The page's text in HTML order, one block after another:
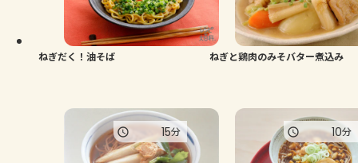
よくあるお問い合わせ
お買い物
ねぎだく！油そば ねぎと鶏肉のみそバター煮込み
15分 10分